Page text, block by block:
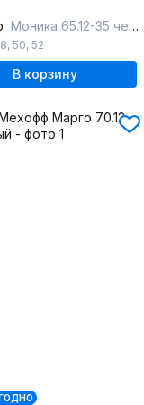
Моника 65.12-35 черный
, 50, 52
В корзину